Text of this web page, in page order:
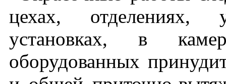
цехах, отделениях,
установках, в
оборудованных